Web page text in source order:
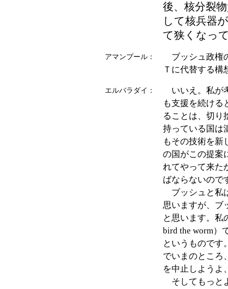
後、核分裂
して核兵器
て狭くなっ
アマンプール：
ブッシュ政権
Ｔに代替する構
エルバラダイ：
いいえ。私が
も支援を続ける
ることは、切り
持っている国は
もその技術を新
の国がこの提案
れてやって来た
ばならないので
ブッシュと私
思いますが、ブ
と思います。私
bird the worm）
というものです
でいまのところ
を中止しようよ
そしてもっと